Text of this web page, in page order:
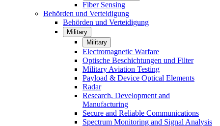
Fiber Sensing
Behörden und Verteidigung
Behörden und Verteidigung
Military
Military
Electromagnetic Warfare
Optische Beschichtungen und Filter
Military Aviation Testing
Payload & Device Optical Elements
Radar
Research, Development and
Manufacturing
Secure and Reliable Communications
Spectrum Monitoring and Signal Analysis